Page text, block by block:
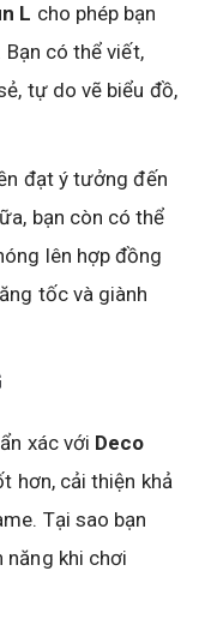
L cho phép bạn
có thể viết,
tự do vẽ biểu đồ,
đạt ý tưởng đến
bạn còn có thể
lên hợp đồng
tốc và giành
xác với Deco
hơn, cải thiện khả
Tại sao bạn
năng khi chơi